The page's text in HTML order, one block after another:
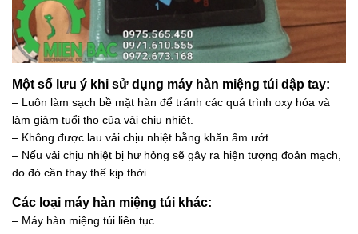
Một số lưu ý khi sử dụng máy hàn miệng túi dập tay:
– Luôn làm sạch bề mặt hàn để tránh các quá trình oxy hóa và
làm giảm tuổi thọ của vải chịu nhiệt.
– Không được lau vải chịu nhiệt bằng khăn ẩm ướt.
– Nếu vải chịu nhiệt bị hư hỏng sẽ gây ra hiện tượng đoản mạch,
do đó cần thay thế kịp thời.
Các loại máy hàn miệng túi khác:
– Máy hàn miệng túi liên tục